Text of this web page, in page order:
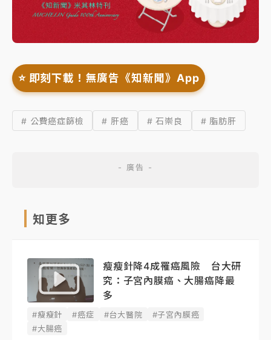
⭐️ 即刻下載！無廣告《知新聞》App
# 公費癌症篩檢 # 肝癌 # 石崇良 # 脂肪肝
知更多
瘦瘦針降4成罹癌風險 台大研
究：子宮內膜癌、大腸癌降最
多
#瘦瘦針 #癌症 #台大醫院
#子宮內膜癌
#大腸癌